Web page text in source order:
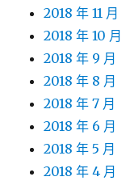
2018 年 11 月
2018 年 10 月
2018 年 9 月
2018 年 8 月
2018 年 7 月
2018 年 6 月
2018 年 5 月
2018 年 4 月